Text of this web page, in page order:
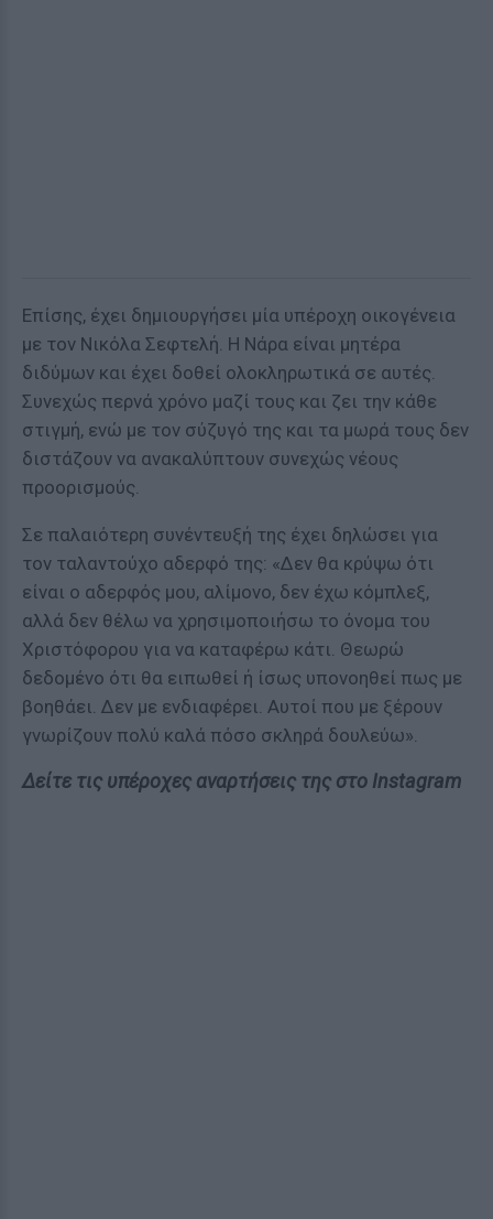
Επίσης, έχει δημιουργήσει μία υπέροχη οικογένεια
με τον Νικόλα Σεφτελή. Η Νάρα είναι μητέρα
διδύμων και έχει δοθεί ολοκληρωτικά σε αυτές.
Συνεχώς περνά χρόνο μαζί τους και ζει την κάθε
στιγμή, ενώ με τον σύζυγό της και τα μωρά τους δεν
διστάζουν να ανακαλύπτουν συνεχώς νέους
προορισμούς.
Σε παλαιότερη συνέντευξή της έχει δηλώσει για
τον ταλαντούχο αδερφό της: «Δεν θα κρύψω ότι
είναι ο αδερφός μου, αλίμονο, δεν έχω κόμπλεξ,
αλλά δεν θέλω να χρησιμοποιήσω το όνομα του
Χριστόφορου για να καταφέρω κάτι. Θεωρώ
δεδομένο ότι θα ειπωθεί ή ίσως υπονοηθεί πως με
βοηθάει. Δεν με ενδιαφέρει. Αυτοί που με ξέρουν
γνωρίζουν πολύ καλά πόσο σκληρά δουλεύω».
Δείτε τις υπέροχες αναρτήσεις της στο Instagram